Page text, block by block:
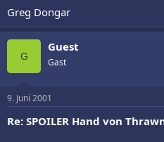
Greg Dongar
G
Guest
Gast
9. Juni 2001
Re: SPOILER Hand von